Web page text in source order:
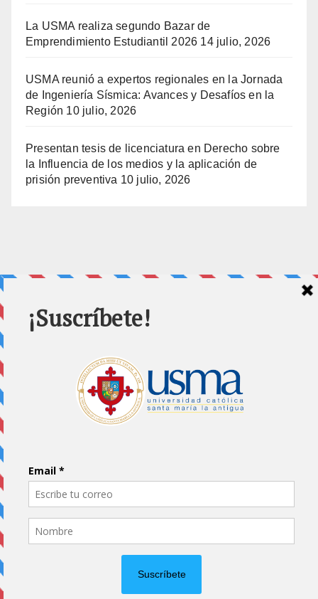
La USMA realiza segundo Bazar de
Emprendimiento Estudiantil 2026 14 julio, 2026
USMA reunió a expertos regionales en la Jornada
de Ingeniería Sísmica: Avances y Desafíos en la
Región 10 julio, 2026
Presentan tesis de licenciatura en Derecho sobre
la Influencia de los medios y la aplicación de
prisión preventiva 10 julio, 2026